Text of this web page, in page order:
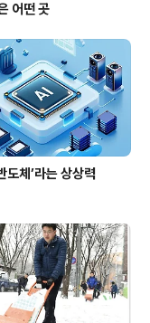
어떤 곳
도체’라는 상상력